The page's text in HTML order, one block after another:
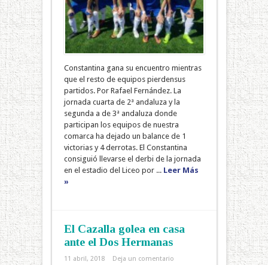
Constantina gana su encuentro mientras
que el resto de equipos pierdensus
partidos. Por Rafael Fernández. La
jornada cuarta de 2ª andaluza y la
segunda a de 3ª andaluza donde
participan los equipos de nuestra
comarca ha dejado un balance de 1
victorias y 4 derrotas. El Constantina
consiguió llevarse el derbi de la jornada
en el estadio del Liceo por ... Leer Más
»
El Cazalla golea en casa
ante el Dos Hermanas
11 abril, 2018 Deja un comentario